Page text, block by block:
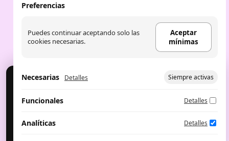
privacidad
Cookies
aceptar, rechazar o configurar.
Configurar preferencias Aceptar mínimas
Preferencias
Puedes continuar aceptando solo las
cookies necesarias.
Aceptar
mínimas
Necesarias Detalles Siempre activas
Funcionales Detalles
Analíticas Detalles